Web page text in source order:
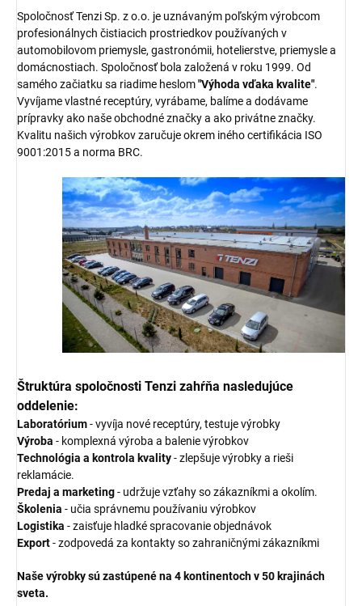
Spoločnosť Tenzi Sp. z o.o. je uznávaným poľským výrobcom
profesionálnych čistiacich prostriedkov používaných v
automobilovom priemysle, gastronómii, hotelierstve, priemysle a
domácnostiach. Spoločnosť bola založená v roku 1999. Od
samého začiatku sa riadime heslom"Výhoda vďaka kvalite".
Vyvíjame vlastné receptúry, vyrábame, balíme a dodávame
prípravky ako naše obchodné značky a ako privátne značky.
Kvalitu našich výrobkov zaručuje okrem iného certifikácia ISO
9001:2015 a norma BRC.
Štruktúra spoločnosti Tenzi zahŕňa nasledujúce
oddelenie:
Laboratórium- vyvíja nové receptúry, testuje výrobky
Výroba - komplexná výroba a balenie výrobkov
Technológia a kontrola kvality- zlepšuje výrobky a rieši
reklamácie.
Predaj a marketing- udržuje vzťahy so zákazníkmi a okolím.
Školenia - učia správnemu používaniu výrobkov
Logistika - zaisťuje hladké spracovanie objednávok
Export- zodpovedá za kontakty so zahraničnými zákazníkmi
Naše výrobky sú zastúpené na 4 kontinentoch v 50 krajinách
sveta.